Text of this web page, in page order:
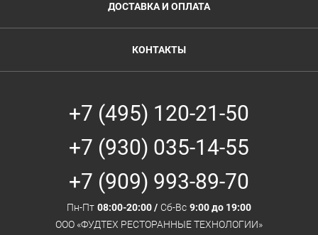
ДОСТАВКА И ОПЛАТА
КОНТАКТЫ
+7 (495) 120-21-50
+7 (930) 035-14-55
+7 (909) 993-89-70
Пн-Пт 08:00-20:00 / Сб-Вс 9:00 до 19:00
ООО «ФУДТЕХ РЕСТОРАННЫЕ ТЕХНОЛОГИИ»